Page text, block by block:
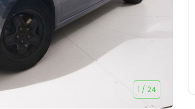
1 / 24